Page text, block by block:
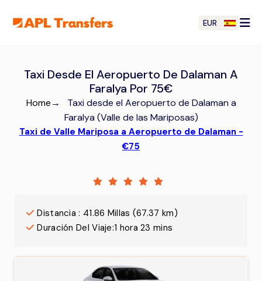
EUR
Taxi Desde El Aeropuerto De Dalaman A
Faralya Por 75€
Home→
Taxi desde el Aeropuerto de Dalaman a
Faralya (Valle de las Mariposas)
Taxi de Valle Mariposa a Aeropuerto de Dalaman -
€75
Distancia : 41.86 Millas (67.37 km)
Duración Del Viaje:1 hora 23 mins